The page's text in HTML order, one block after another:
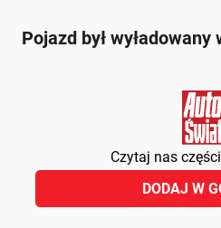
Pojazd był
Czytaj nas
DODAJ W